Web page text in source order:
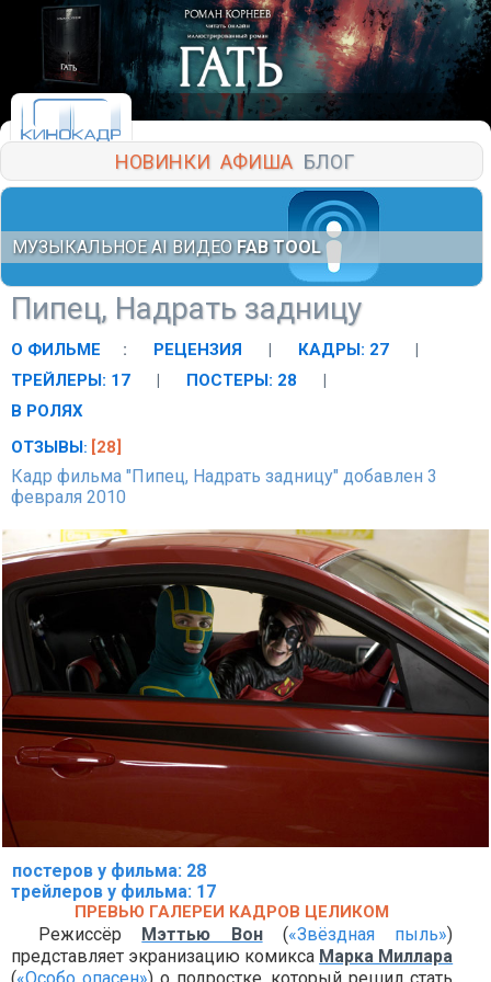
НОВИНКИ АФИША БЛОГ
МУЗЫКАЛЬНОЕ AI ВИДЕО FAB TOOL
Пипец, Надрать задницу
О ФИЛЬМЕ : РЕЦЕНЗИЯ | КАДРЫ: 27
|
ТРЕЙЛЕРЫ: 17
| ПОСТЕРЫ: 28
|
В РОЛЯХ
ОТЗЫВЫ: [28]
Кадр фильма "Пипец, Надрать задницу" добавлен 3
февраля 2010
постеров у фильма: 28
трейлеров у фильма: 17
ПРЕВЬЮ ГАЛЕРЕИ КАДРОВ ЦЕЛИКОМ
Режиссёр Мэттью Вон(«Звёздная пыль»)
представляет экранизацию комикса Марка Миллара